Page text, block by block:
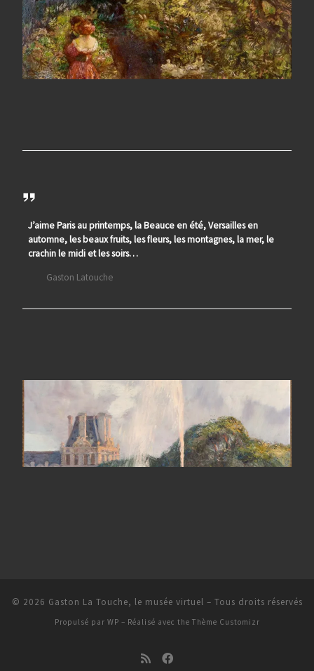
J’aime Paris au printemps, la Beauce en été, Versailles en
automne, les beaux fruits, les fleurs, les montagnes, la mer, le
crachin le midi et les soirs…
Gaston Latouche
© 2026 Gaston La Touche, le musée virtuel – Tous droits réservés
Propulsé par WP – Réalisé avec the Thème Customizr